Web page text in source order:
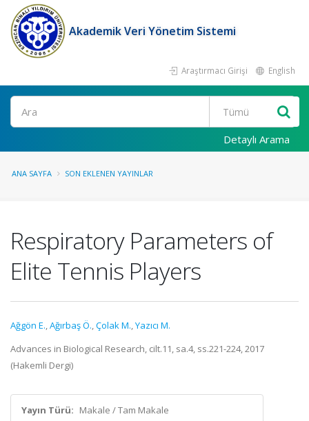
Akademik Veri Yönetim Sistemi
Araştırmacı Girişi English
Ara
Detaylı Arama
ANA SAYFA SON EKLENEN YAYINLAR
Respiratory Parameters of
Elite Tennis Players
Ağgön E.,Ağırbaş Ö.,Çolak M.,Yazıcı M.
Advances in Biological Research, cilt.11, sa.4, ss.221-224, 2017
(Hakemli Dergi)
Yayın Türü: Makale / Tam Makale